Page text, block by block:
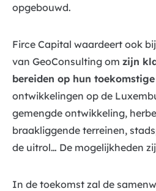
opgebouwd.
Firce Capital waardeert ook
van GeoConsulting om zijn
bereiden op hun
ontwikkelingen op de
gemengde ontwikkeling,
braakliggende terreinen,
de uitrol… De mogelijkheden
In de toekomst zal de